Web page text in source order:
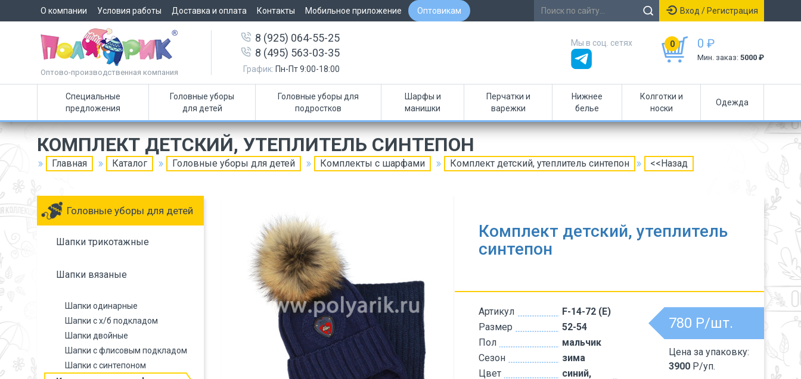
О компании Условия работы Доставка и оплата Контакты Мобильное приложение Оптовикам Вход / Регистрация
Оптово-производственная компания
8 (925) 064-55-25
8 (495) 563-03-35
График: Пн-Пт 9:00-18:00
0 0 ₽
Мин. заказ: 5000 ₽
Мы в соц. сетях
Специальные
предложения
Головные уборы
для детей
Головные уборы для
подростков
Шарфы и
манишки
Перчатки и
варежки
Нижнее
белье
Колготки и
носки
Одежда
КОМПЛЕКТ ДЕТСКИЙ, УТЕПЛИТЕЛЬ СИНТЕПОН
Главная Каталог Головные уборы для детей Комплекты с шарфами Комплект детский, утеплитель синтепон <<Назад
Головные уборы для детей
Шапки трикотажные
Шапки вязаные
Шапки одинарные
Шапки с х/б подкладом
Шапки двойные
Шапки с флисовым подкладом
Шапки с синтепоном
Комплект детский, утеплитель
синтепон
Артикул
F-14-72 (Е)
Размер
52-54
Пол
мальчик
Сезон
зима
Цвет
синий,
780 Р/шт.
Цена за упаковку:
3900 Р/уп.